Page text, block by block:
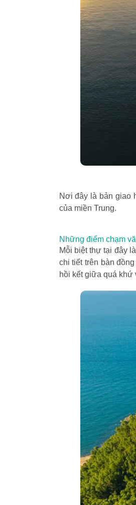
Nơi đây là bản giao
của miền Trung.
Những điểm chạm
Mỗi biệt thự tại đây
chi tiết trên bàn
hồi kết giữa quá khứ